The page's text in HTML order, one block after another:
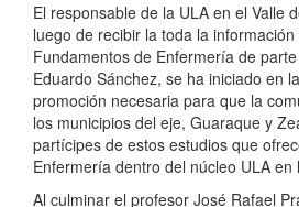
El responsable de la ULA en el Valle
luego de recibir la toda la
Fundamentos de Enfermería de
Eduardo Sánchez, se ha iniciado en
promoción necesaria para que la
los municipios del eje, Guaraque y
partícipes de estos estudios que
Enfermería dentro del núcleo ULA en
Al culminar el profesor José Rafael